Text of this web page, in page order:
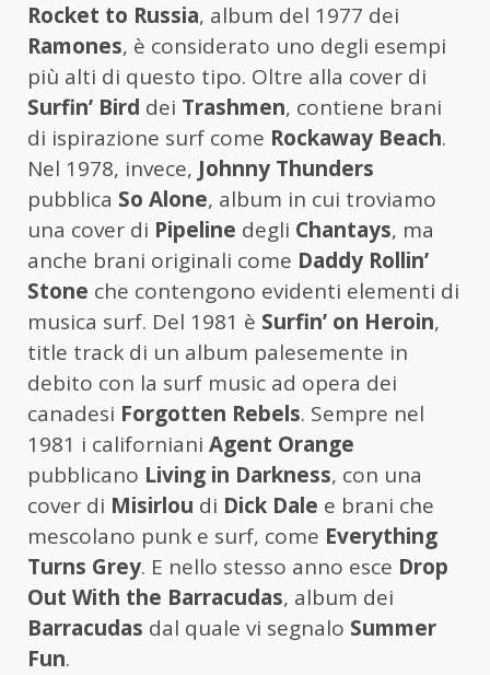
Rocket to Russia, album del 1977 dei
Ramones, è considerato uno degli esempi
più alti di questo tipo. Oltre alla cover di
Surfin’ Bird dei Trashmen, contiene brani
di ispirazione surf come Rockaway Beach.
Nel 1978, invece, Johnny Thunders
pubblica So Alone, album in cui troviamo
una cover di Pipeline degli Chantays, ma
anche brani originali come Daddy Rollin’
Stone che contengono evidenti elementi di
musica surf. Del 1981 è Surfin’ on Heroin,
title track di un album palesemente in
debito con la surf music ad opera dei
canadesi Forgotten Rebels. Sempre nel
1981 i californiani Agent Orange
pubblicano Living in Darkness, con una
cover di Misirlou di Dick Dale e brani che
mescolano punk e surf, come Everything
Turns Grey. E nello stesso anno esce Drop
Out With the Barracudas, album dei
Barracudas dal quale vi segnalo Summer
Fun.